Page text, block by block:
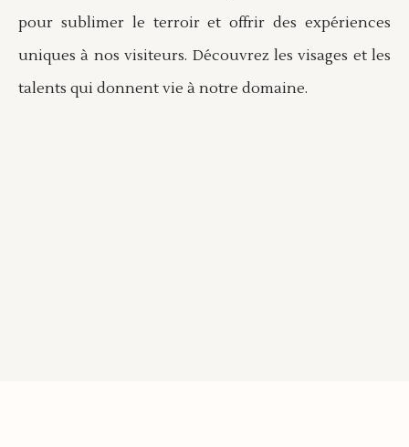
pour sublimer le terroir et offrir des expériences
uniques à nos visiteurs. Découvrez les visages et les
talents qui donnent vie à notre domaine.